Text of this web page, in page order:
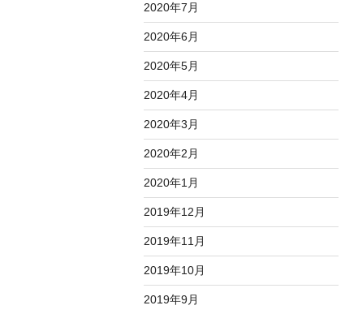
2020年7月
2020年6月
2020年5月
2020年4月
2020年3月
2020年2月
2020年1月
2019年12月
2019年11月
2019年10月
2019年9月